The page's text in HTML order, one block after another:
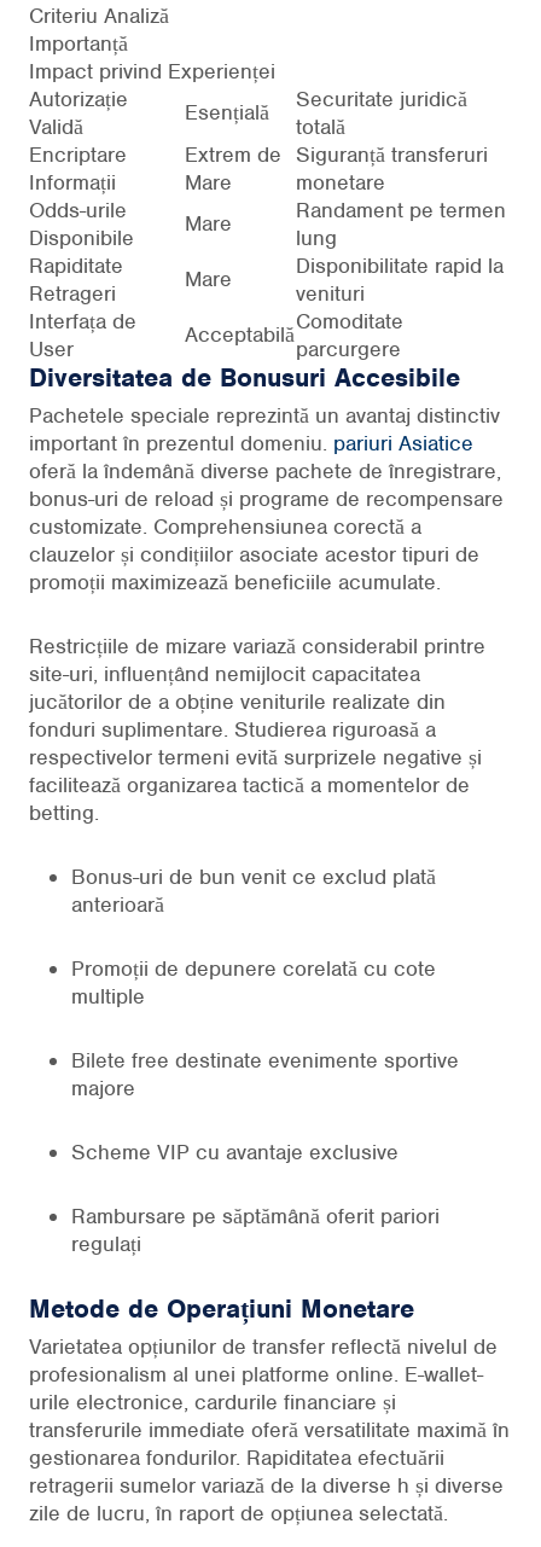
Criteriu Analiză
Importanță
Impact privind Experienței
Autorizație
Validă
Esențială
Securitate juridică
totală
Encriptare
Informații
Extrem de
Mare
Siguranță transferuri
monetare
Odds-urile
Disponibile
Mare
Randament pe termen
lung
Rapiditate
Retrageri
Mare
Disponibilitate rapid la
venituri
Interfața de
User
AcceptabilăComoditate
parcurgere
Diversitatea de Bonusuri Accesibile
Pachetele speciale reprezintă un avantaj distinctiv
important în prezentul domeniu. pariuri Asiatice
oferă la îndemână diverse pachete de înregistrare,
bonus-uri de reload și programe de recompensare
customizate. Comprehensiunea corectă a
clauzelor și condițiilor asociate acestor tipuri de
promoții maximizează beneficiile acumulate.
Restricțiile de mizare variază considerabil printre
site-uri, influențând nemijlocit capacitatea
jucătorilor de a obține veniturile realizate din
fonduri suplimentare. Studierea riguroasă a
respectivelor termeni evită surprizele negative și
facilitează organizarea tactică a momentelor de
betting.
Bonus-uri de bun venit ce exclud plată
anterioară
Promoții de depunere corelată cu cote
multiple
Bilete free destinate evenimente sportive
majore
Scheme VIP cu avantaje exclusive
Rambursare pe săptămână oferit pariori
regulați
Metode de Operațiuni Monetare
Varietatea opțiunilor de transfer reflectă nivelul de
profesionalism al unei platforme online. E-wallet-
urile electronice, cardurile financiare și
transferurile immediate oferă versatilitate maximă în
gestionarea fondurilor. Rapiditatea efectuării
retragerii sumelor variază de la diverse h și diverse
zile de lucru, în raport de opțiunea selectată.